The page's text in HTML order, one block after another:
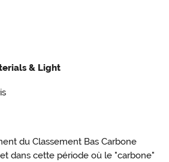
& Light
du Classement Bas Carbone
dans cette période où le "carbone"